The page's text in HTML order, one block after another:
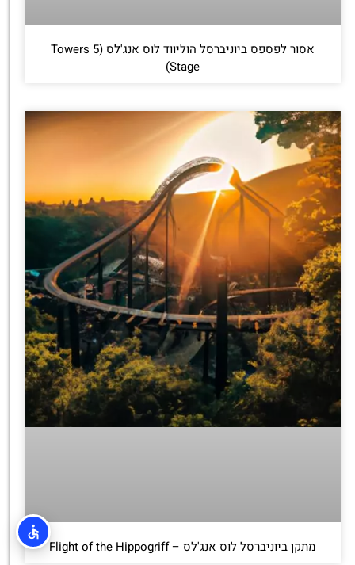
אסור לפספס ביוניברסל הוליווד לוס אנג'לס (5 Towers
Stage)
מתקן ביוניברסל לוס אנג'לס – Flight of the Hippogriff